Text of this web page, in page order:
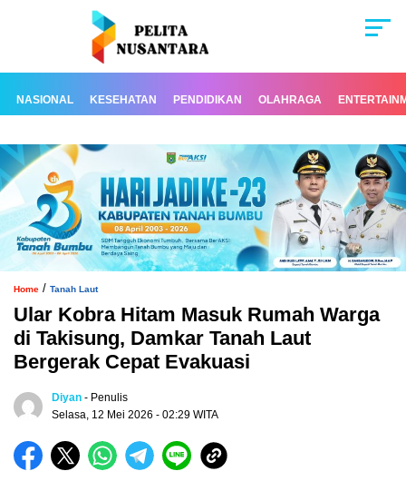
NASIONAL KESEHATAN PENDIDIKAN OLAHRAGA
Home / Tanah Laut
Ular Kobra Hitam Masuk Rumah Warga
di Takisung, Damkar Tanah Laut
Bergerak Cepat Evakuasi
Diyan - Penulis
Selasa, 12 Mei 2026 - 02:29 WITA